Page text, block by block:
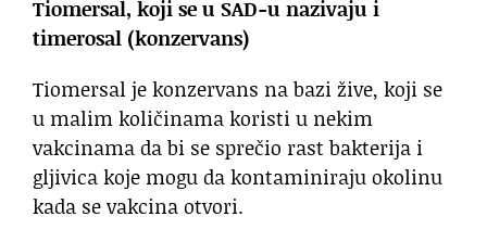
Tiomersal, koji se u SAD-u nazivaju i
timerosal (konzervans)
Tiomersal je konzervans na bazi žive, koji se
u malim količinama koristi u nekim
vakcinama da bi se sprečio rast bakterija i
gljivica koje mogu da kontaminiraju okolinu
kada se vakcina otvori.